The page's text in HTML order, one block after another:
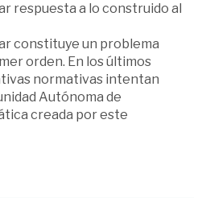
respuesta a lo construido al
constituye un problema
orden. En los últimos
normativas intentan
Autónoma de
creada por este